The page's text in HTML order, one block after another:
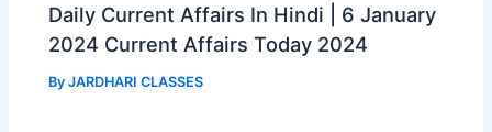
Daily Current Affairs In Hindi | 6 January
2024 Current Affairs Today 2024
ByJARDHARI CLASSES